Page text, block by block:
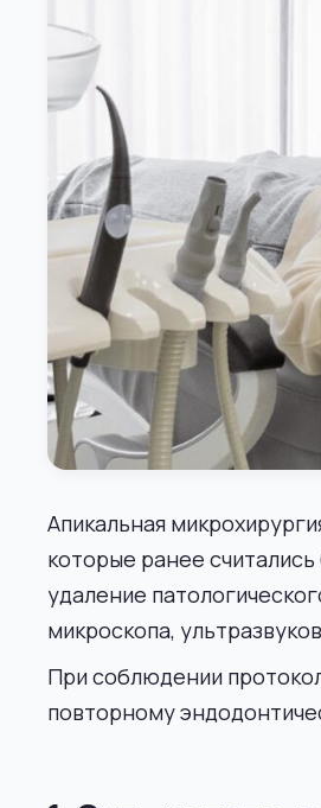
Апикальная
которые ранее
удаление
микроскопа,
При соблюдении
повторному